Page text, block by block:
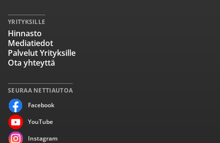
SEURAA NETTIAUTOA
Facebook
YouTube
Instagram
YRITYKSILLE
Hinnasto
Mediatiedot
Palvelut Yrityksille
Ota yhteyttä